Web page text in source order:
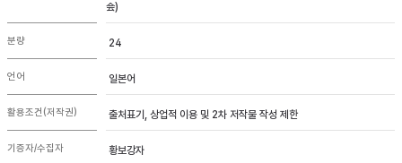
会)
분량 24
언어 일본어
활용조건(저작권) 출처표기, 상업적 이용 및 2차 저작물 작성 제한
기증자/수집자 황보강자